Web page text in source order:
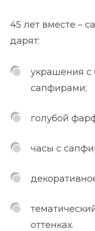
45 лет вместе –
дарят:
украшения с
сапфирами;
голубой
часы с
оттенках.